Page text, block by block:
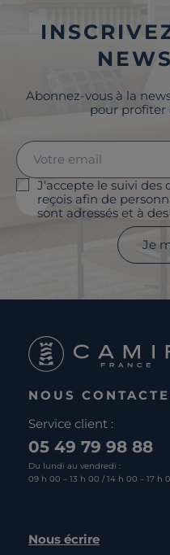
Abonnez-vous à la
pour profiter
J'accepte le suivi des
reçois afin de
sont adressés et à
Je
NOUS
Service client :
05 49 79 98 88
Du lundi au vendredi :
09 h 00 – 13 h 00 / 14 h 00 – 17 h
Nous écrire